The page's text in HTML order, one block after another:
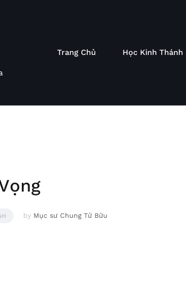
Trang Chủ Học Kinh Thánh
by Mục sư Chung Tử Bửu